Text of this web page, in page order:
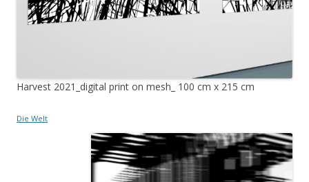
Harvest 2021_digital print on mesh_ 100 cm x 215 cm
Die Welt